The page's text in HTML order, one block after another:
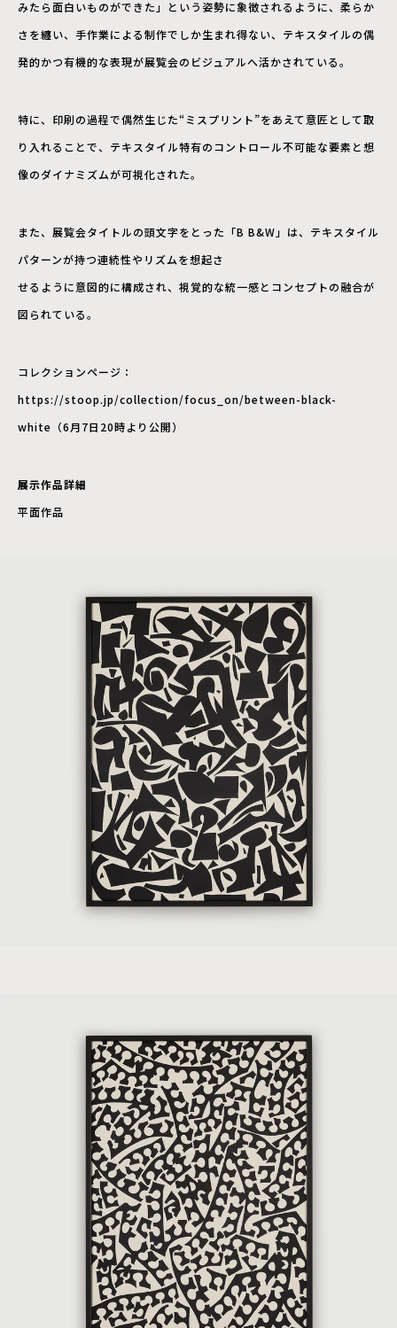
みたら面白いものができた」という姿勢に象徴されるように、柔らか
さを纏い、手作業による制作でしか生まれ得ない、テキスタイルの偶
発的かつ有機的な表現が展覧会のビジュアルへ活かされている。
特に、印刷の過程で偶然生じた“ミスプリント”をあえて意匠として取
り入れることで、テキスタイル特有のコントロール不可能な要素と想
像のダイナミズムが可視化された。
また、展覧会タイトルの頭文字をとった「B B&W」は、テキスタイル
パターンが持つ連続性やリズムを想起さ
せるように意図的に構成され、視覚的な統一感とコンセプトの融合が
図られている。
コレクションページ：
https://stoop.jp/collection/focus_on/between-black-
white（6月7日20時より公開）
展示作品詳細
平面作品